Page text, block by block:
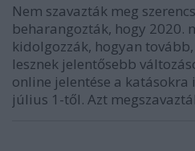
Nem szavazták meg
beharangozták, hogy 2020.
kidolgozzák, hogyan
lesznek jelentősebb
online jelentése a katásokra
július 1-től. Azt